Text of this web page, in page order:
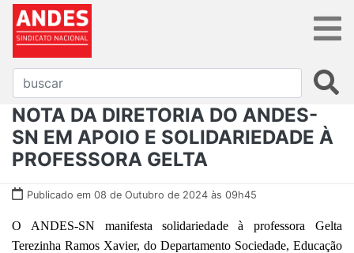
NOTA DA DIRETORIA DO ANDES-
SN EM APOIO E SOLIDARIEDADE À
PROFESSORA GELTA
Publicado em 08 de Outubro de 2024 às 09h45
O ANDES-SN manifesta solidariedade à professora Gelta
Terezinha Ramos Xavier, do Departamento Sociedade, Educação